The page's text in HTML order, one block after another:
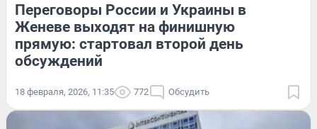
Переговоры России и Украины в
Женеве выходят на финишную
прямую: стартовал второй день
обсуждений
18 февраля, 2026, 11:35 772 Обсудить